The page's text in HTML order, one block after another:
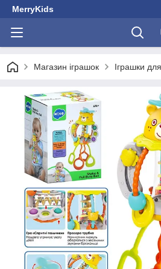
MerryKids
Магазин іграшок Іграшки